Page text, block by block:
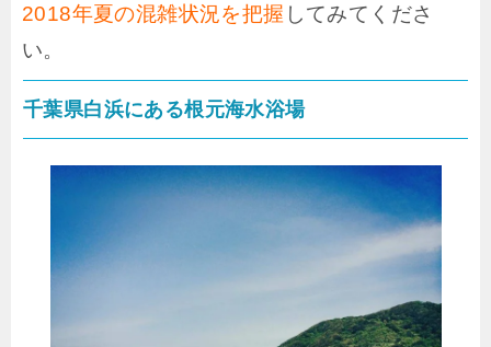
2018年夏の混雑状況を把握 してみてくださ
い。
千葉県白浜にある根元海水浴場